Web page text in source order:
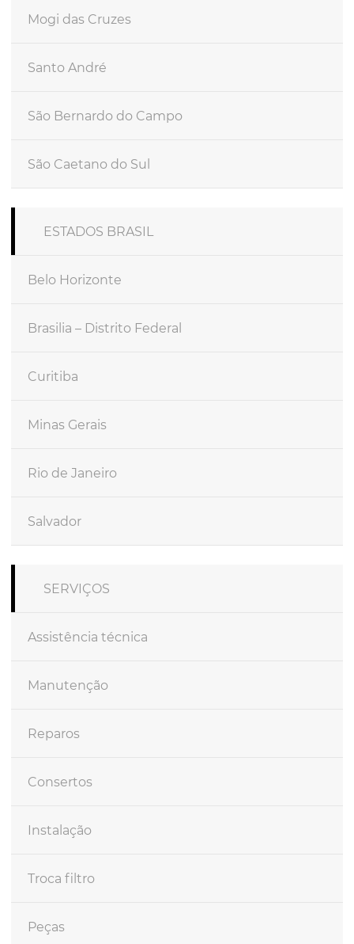
Mogi das Cruzes
Santo André
São Bernardo do Campo
São Caetano do Sul
ESTADOS BRASIL
Belo Horizonte
Brasilia – Distrito Federal
Curitiba
Minas Gerais
Rio de Janeiro
Salvador
SERVIÇOS
Assistência técnica
Manutenção
Reparos
Consertos
Instalação
Troca filtro
Peças